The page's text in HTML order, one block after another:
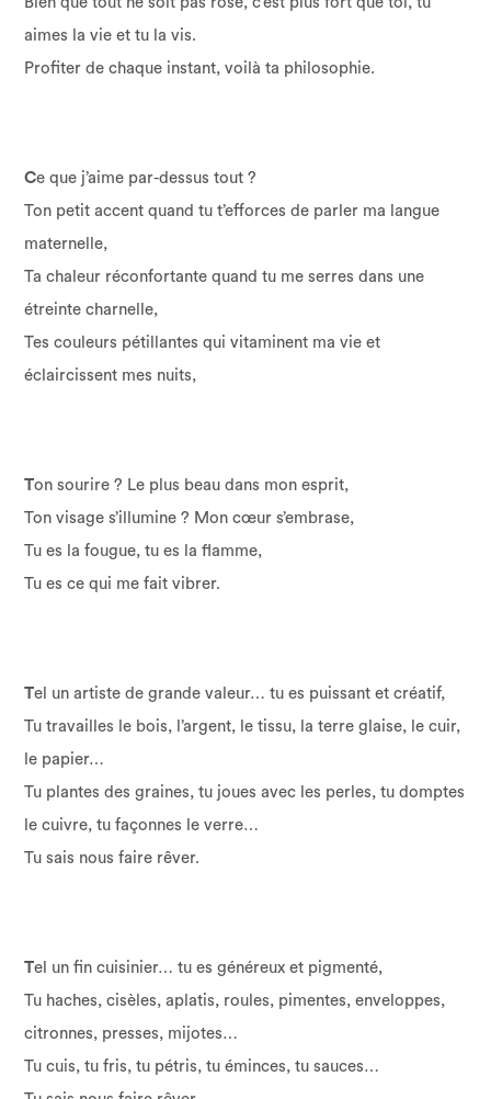
aimes la vie et tu la vis.
Profiter de chaque instant, voilà ta philosophie.
Ce que j’aime par-dessus tout ?
Ton petit accent quand tu t’efforces de parler ma langue
maternelle,
Ta chaleur réconfortante quand tu me serres dans une
étreinte charnelle,
Tes couleurs pétillantes qui vitaminent ma vie et
éclaircissent mes nuits,
Ton sourire ? Le plus beau dans mon esprit,
Ton visage s’illumine ? Mon cœur s’embrase,
Tu es la fougue, tu es la flamme,
Tu es ce qui me fait vibrer.
Tel un artiste de grande valeur… tu es puissant et créatif,
Tu travailles le bois, l’argent, le tissu, la terre glaise, le cuir,
le papier…
Tu plantes des graines, tu joues avec les perles, tu domptes
le cuivre, tu façonnes le verre…
Tu sais nous faire rêver.
Tel un fin cuisinier… tu es généreux et pigmenté,
Tu haches, cisèles, aplatis, roules, pimentes, enveloppes,
citronnes, presses, mijotes…
Tu cuis, tu fris, tu pétris, tu éminces, tu sauces…